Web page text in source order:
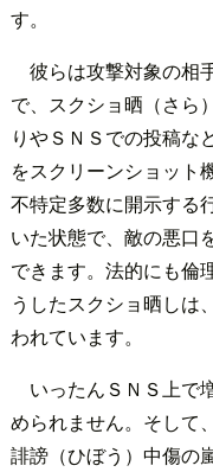
す。
彼らは攻撃対象の相
で、スクショ晒（さら
りやＳＮＳでの投稿な
をスクリーンショット
不特定多数に開示する
いた状態で、敵の悪口
できます。法的にも倫
うしたスクショ晒しは
われています。
いったんＳＮＳ上で
められません。そして
誹謗（ひぼう）中傷の